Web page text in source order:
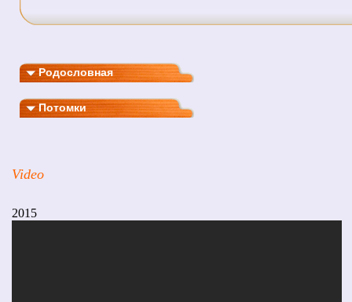
Родословная
Потомки
Video
2015